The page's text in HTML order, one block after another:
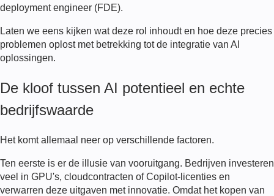
deployment engineer (FDE).
Laten we eens kijken wat deze rol inhoudt en hoe deze precies
problemen oplost met betrekking tot de integratie van AI
oplossingen.
De kloof tussen AI potentieel en echte
bedrijfswaarde
Het komt allemaal neer op verschillende factoren.
Ten eerste is er de illusie van vooruitgang. Bedrijven investeren
veel in GPU's, cloudcontracten of Copilot-licenties en
verwarren deze uitgaven met innovatie. Omdat het kopen van